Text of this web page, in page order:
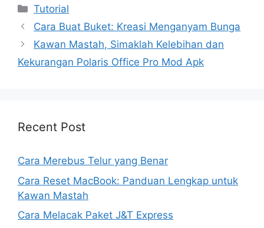
Kategori
Tutorial
Cara Buat Buket: Kreasi Menganyam Bunga
Kawan Mastah, Simaklah Kelebihan dan
Kekurangan Polaris Office Pro Mod Apk
Recent Post
Cara Merebus Telur yang Benar
Cara Reset MacBook: Panduan Lengkap untuk
Kawan Mastah
Cara Melacak Paket J&T Express